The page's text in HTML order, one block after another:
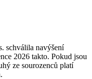
schválila navýšení
2026 takto. Pokud jsou
ze sourozenců platí